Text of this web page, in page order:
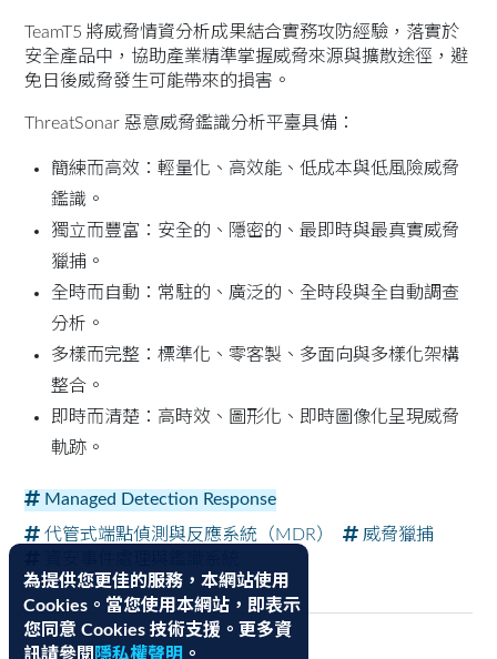
為提供您更佳的服務，本網站使用
Cookies。當您使用本網站，即表示
您同意 Cookies 技術支援。更多資
訊請參閱 隱私權聲明 。
TeamT5 將威脅情資分析成果結合實務攻防經驗，落實於
安全產品中，協助產業精準掌握威脅來源與擴散途徑，避
免日後威脅發生可能帶來的損害。
ThreatSonar 惡意威脅鑑識分析平臺具備：
簡練而高效：輕量化、高效能、低成本與低風險威脅
鑑識。
獨立而豐富：安全的、隱密的、最即時與最真實威脅
獵捕。
全時而自動：常駐的、廣泛的、全時段與全自動調查
分析。
多樣而完整：標準化、零客製、多面向與多樣化架構
整合。
即時而清楚：高時效、圖形化、即時圖像化呈現威脅
軌跡。
Managed Detection Response
代管式端點偵測與反應系統（MDR）
威脅獵捕